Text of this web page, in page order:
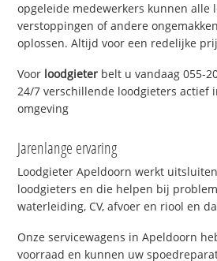
opgeleide medewerkers kunnen alle
verstoppingen of andere
oplossen. Altijd voor een redelijke
Voor loodgieter belt u vandaag 055-
24/7 verschillende loodgieters actief
omgeving
Jarenlange ervaring
Loodgieter Apeldoorn werkt
loodgieters en die helpen bij
waterleiding, CV, afvoer en riool en
Onze servicewagens in Apeldoorn
voorraad en kunnen uw